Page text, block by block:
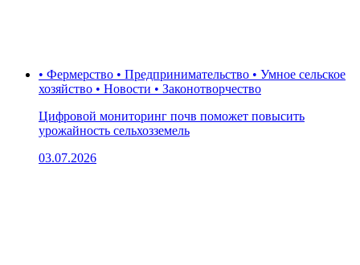
• Фермерство • Предпринимательство • Умное сельское
хозяйство • Новости • Законотворчество
Цифровой мониторинг почв поможет повысить
урожайность сельхозземель
03.07.2026